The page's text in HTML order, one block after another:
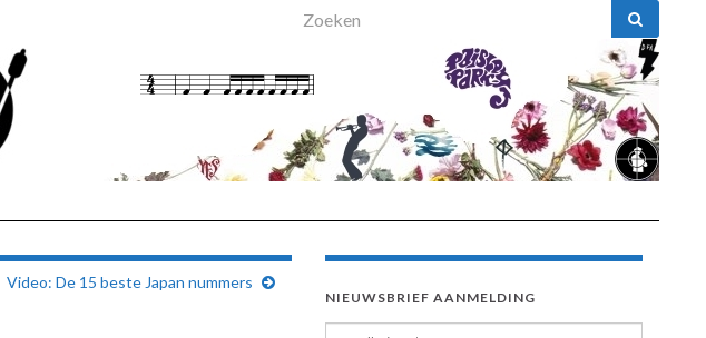
Search for:
Video: De 15 beste Japan nummers
NIEUWSBRIEF AANMELDING